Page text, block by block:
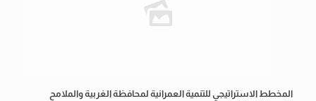
المخطط الاستراتيجي للتنمية العمرانية لمحافظة الغربية والملامح